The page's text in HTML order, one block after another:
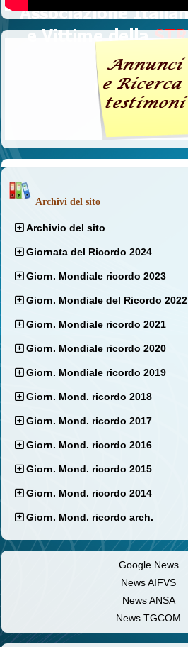
Archivi del sito
Archivio del sito
Giornata del Ricordo 2024
Giorn. Mondiale ricordo 2023
Giorn. Mondiale del Ricordo 2022
Giorn. Mondiale ricordo 2021
Giorn. Mondiale ricordo 2020
Giorn. Mondiale ricordo 2019
Giorn. Mond. ricordo 2018
Giorn. Mond. ricordo 2017
Giorn. Mond. ricordo 2016
Giorn. Mond. ricordo 2015
Giorn. Mond. ricordo 2014
Giorn. Mond. ricordo arch.
Google News
News AIFVS
News ANSA
News TGCOM